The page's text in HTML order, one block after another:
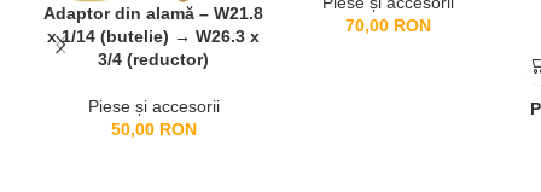
Adaptor din alamă – W21.8
x 1/14 (butelie) → W26.3 x
3/4 (reductor)
Piese și accesorii
50,00 RON
70,00 RON